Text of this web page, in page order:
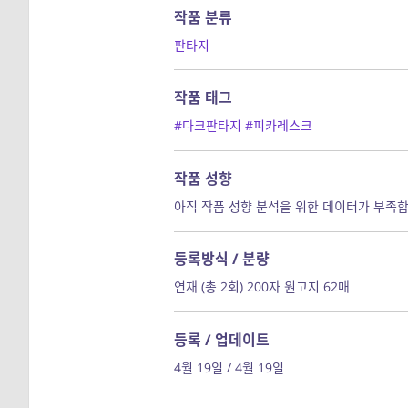
작품 분류
판타지
작품 태그
#다크판타지 #피카레스크
작품 성향
아직 작품 성향 분석을 위한 데이터가 부족
등록방식 / 분량
연재 (총 2회) 200자 원고지 62매
등록 / 업데이트
4월 19일 / 4월 19일